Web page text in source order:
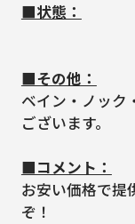
■状態：
■その他：
ベイン・ノック
ございます。
■コメント：
お安い価格で提
ぞ！